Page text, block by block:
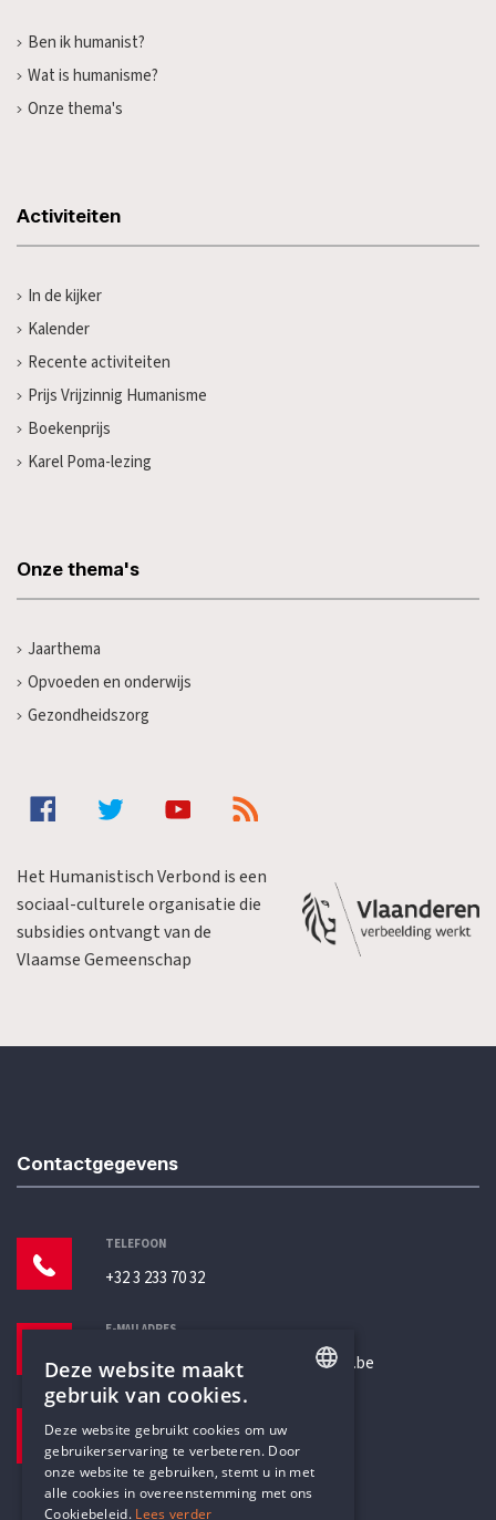
Ben ik humanist?
Wat is humanisme?
Onze thema's
Activiteiten
In de kijker
Kalender
Recente activiteiten
Prijs Vrijzinnig Humanisme
Boekenprijs
Karel Poma-lezing
Onze thema's
Jaarthema
Opvoeden en onderwijs
Gezondheidszorg
Het Humanistisch Verbond is een
sociaal-culturele organisatie die
subsidies ontvangt van de
Vlaamse Gemeenschap
Contactgegevens
TELEFOON
+32 3 233 70 32
E-MAILADRES
secretariaat@humanistischverbond.be
Pottenbrug 4
Antwerpen, 2000
DUTCH
Deze website maakt
gebruik van cookies.
Deze website gebruikt cookies om uw
gebruikerservaring te verbeteren. Door
onze website te gebruiken, stemt u in met
alle cookies in overeenstemming met ons
Cookiebeleid. Lees verder